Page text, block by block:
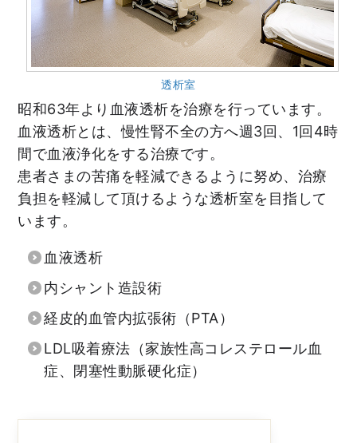
透析室
昭和63年より血液透析を治療を行っています。
血液透析とは、慢性腎不全の方へ週3回、1回4時
間で血液浄化をする治療です。
患者さまの苦痛を軽減できるように努め、治療
負担を軽減して頂けるような透析室を目指して
います。
血液透析
内シャント造設術
経皮的血管内拡張術（PTA）
LDL吸着療法（家族性高コレステロール血
症、閉塞性動脈硬化症）